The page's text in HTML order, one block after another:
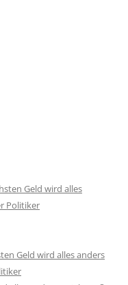
Geld wird alles
Politiker
Geld wird alles anders